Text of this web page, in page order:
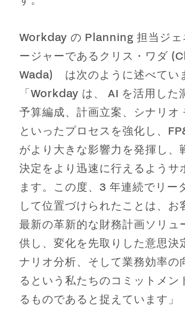
Workday の Planning 担当ジェ
ージャーであるクリス・ワダ
Wada) は次のように述べてい
「Workday は、 AI を活用した
予算編成、計画立案、シナリオ
といったプロセスを強化し、
がより大きな影響力を発揮し、
決定をより迅速に行えるようサ
ます。この度、3 年連続でリー
して位置づけられたことは、お
最新の革新的な財務計画ソリュ
供し、変化を先取りした意思決
ナリオ分析、そして業務効率の
るという私たちのコミットメン
るものであると捉えています」